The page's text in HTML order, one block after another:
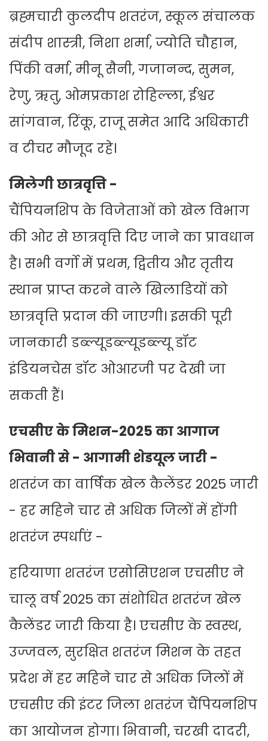
ब्रह्मचारी कुलदीप शतरंज, स्कूल संचालक
संदीप शास्त्री, निशा शर्मा, ज्योति चौहान,
पिंकी वर्मा, मीनू सैनी, गजानन्द, सुमन,
रेणु, ऋतु, ओमप्रकाश रोहिल्ला, ईश्वर
सांगवान, रिंकू, राजू समेत आदि अधिकारी
व टीचर मौजूद रहे।
मिलेगी छात्रवृत्ति -
चैंपियनशिप के विजेताओं को खेल विभाग
की ओर से छात्रवृत्ति दिए जाने का प्रावधान
है। सभी वर्गो में प्रथम, द्वितीय और तृतीय
स्थान प्राप्त करने वाले खिलाडियों को
छात्रवृत्ति प्रदान की जाएगी। इसकी पूरी
जानकारी डब्ल्यूडब्ल्यूडब्ल्यू डॉट
इंडियनचेस डॉट ओआरजी पर देखी जा
सकती हैं।
एचसीए के मिशन-2025 का आगाज
भिवानी से - आगामी शेडयूल जारी -
शतरंज का वार्षिक खेल कैलेंडर 2025 जारी
- हर महिने चार से अधिक जिलों में होंगी
शतरंज स्पर्धाएं -
हरियाणा शतरंज एसोसिएशन एचसीए ने
चालू वर्ष 2025 का संशोधित शतरंज खेल
कैलेंडर जारी किया है। एचसीए के स्वस्थ,
उज्जवल, सुरक्षित शतरंज मिशन के तहत
प्रदेश में हर महिने चार से अधिक जिलों में
एचसीए की इंटर जिला शतरंज चैंपियनशिप
का आयोजन होगा। भिवानी, चरखी दादरी,